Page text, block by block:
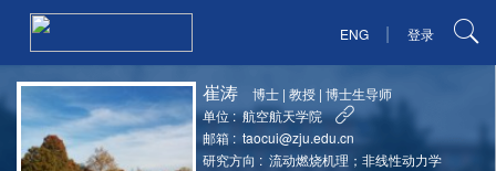
ENG | 登录
崔涛 博士 |教授 |博士生导师
单位 : 航空航天学院
邮箱 : taocui@zju.edu.cn
研究方向 : 流动燃烧机理；非线性动力学